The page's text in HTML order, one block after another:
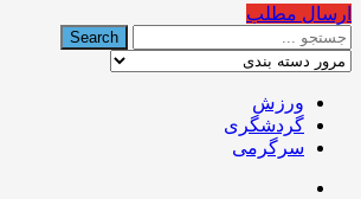
ارسال مطلب
ورزش
گردشگری
سرگرمی